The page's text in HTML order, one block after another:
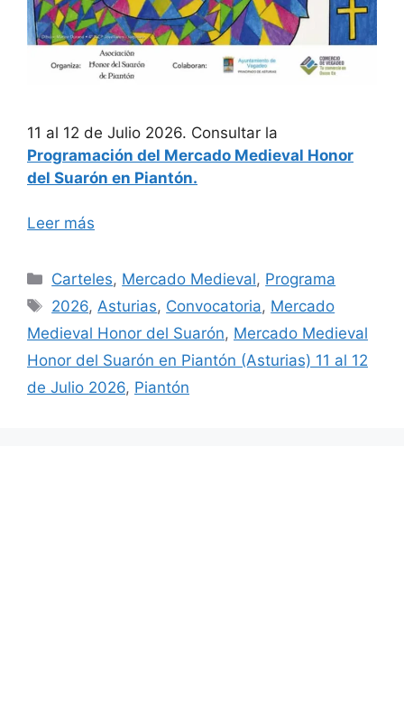
11 al 12 de Julio 2026. Consultar la
Programación del Mercado Medieval Honor
del Suarón en Piantón.
Leer más
Categorías
Carteles, Mercado Medieval, Programa
Etiquetas
2026,Asturias, Convocatoria, Mercado
Medieval Honor del Suarón, Mercado Medieval
Honor del Suarón en Piantón (Asturias) 11 al 12
de Julio 2026, Piantón